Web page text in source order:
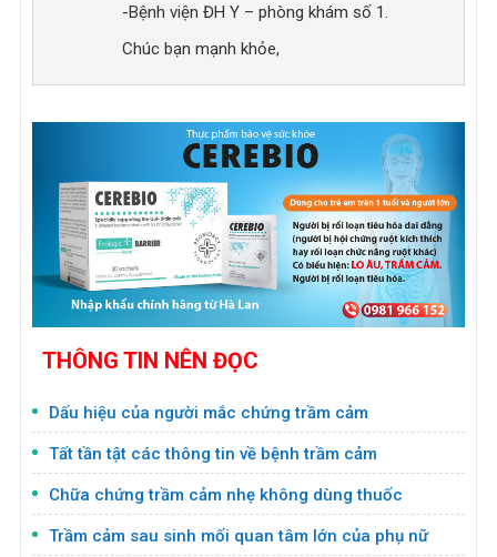
-Bệnh viện ĐH Y – phòng khám số 1.
Chúc bạn mạnh khỏe,
THÔNG TIN NÊN ĐỌC
Dấu hiệu của người mắc chứng trầm cảm
Tất tần tật các thông tin về bệnh trầm cảm
Chữa chứng trầm cảm nhẹ không dùng thuốc
Trầm cảm sau sinh mối quan tâm lớn của phụ nữ